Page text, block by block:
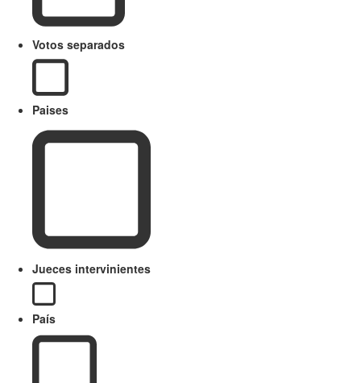
Votos separados
Paises
Jueces intervinientes
País